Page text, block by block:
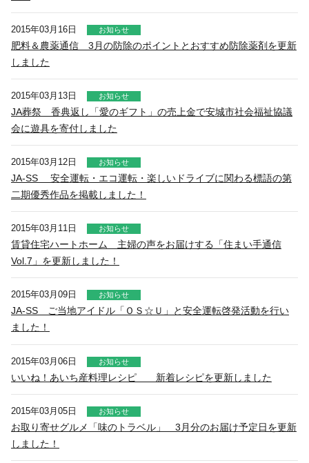
2015年03月16日 お知らせ
肥料＆農薬通信 3月の防除のポイントとおすすめ防除薬剤を更新
しました
2015年03月13日 お知らせ
JA葬祭 香典返し「愛のギフト」の売上金で安城市社会福祉協議
会に遊具を寄付しました
2015年03月12日 お知らせ
JA-SS 安全運転・エコ運転・楽しいドライブに関わる標語の第
二期優秀作品を掲載しました！
2015年03月11日 お知らせ
賃貸住宅ハートホーム 主婦の声をお届けする「住まい手通信
Vol.7」を更新しました！
2015年03月09日 お知らせ
JA-SS ご当地アイドル「ＯＳ☆Ｕ」と安全運転啓発活動を行い
ました！
2015年03月06日 お知らせ
いいね！あいち産料理レシピ 新着レシピを更新しました
2015年03月05日 お知らせ
お取り寄せグルメ「味のトラベル」 3月分のお届け予定日を更新
しました！